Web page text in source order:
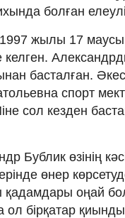
болған
жылы 17
басталған.
спорт
сол кезден
Бублик өзінің
өнер
қадамдары оңай
ол бірқатар